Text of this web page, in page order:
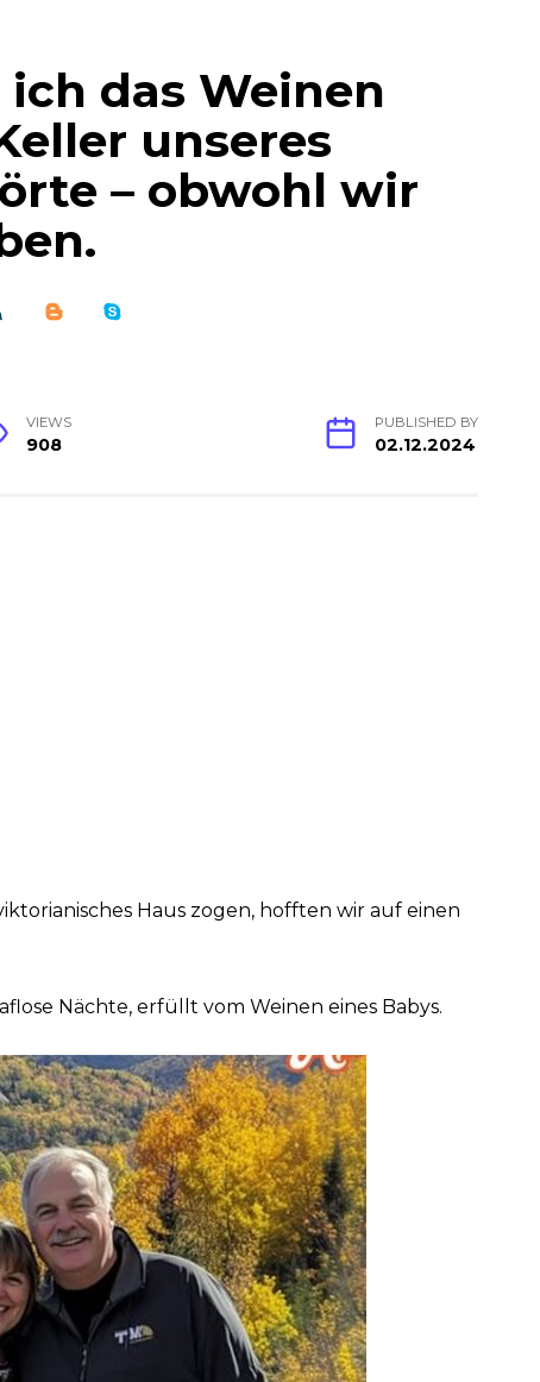
das Weinen
unseres
– obwohl wir
VIEWS
908
PUBLISHED BY
02.12.2024
Haus zogen, hofften wir auf einen
Nächte, erfüllt vom Weinen eines Babys.